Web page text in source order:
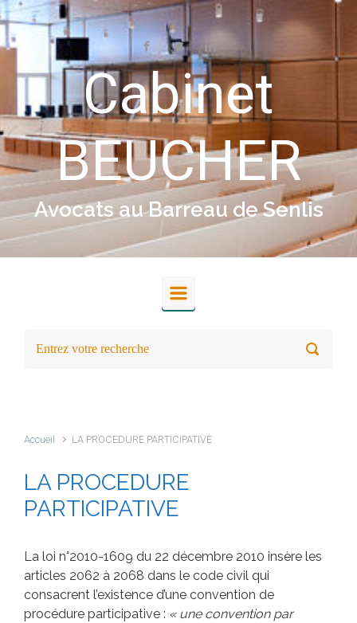
Skip to main content
Cabinet
BEUCHER
Avocats au Barreau de Senlis
Accueil LA PROCEDURE PARTICIPATIVE
LA PROCEDURE
PARTICIPATIVE
La loi n°2010-1609 du 22 décembre 2010 insère les
articles 2062 à 2068 dans le code civil qui
consacrent l’existence d’une convention de
procédure participative : « une convention par